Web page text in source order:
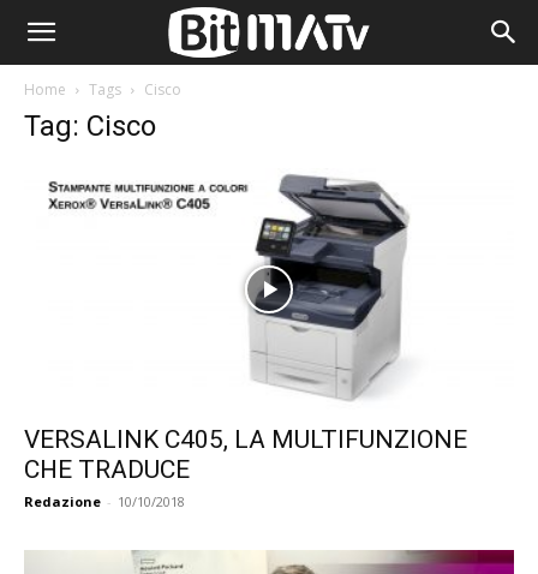
Home Tags Cisco
Tag: Cisco
VERSALINK C405, LA MULTIFUNZIONE
CHE TRADUCE
Redazione - 10/10/2018